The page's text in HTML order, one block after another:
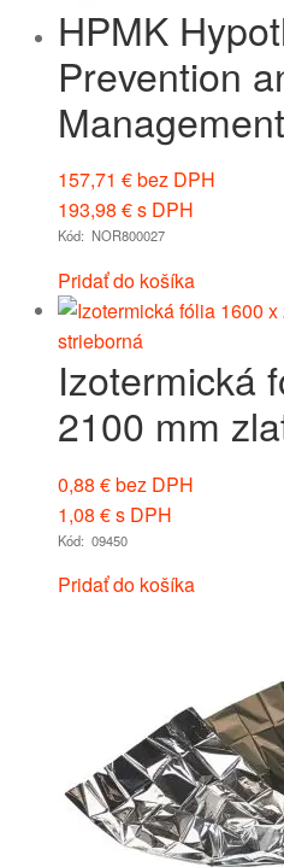
HPMK
Prevention
157,71 €bez DPH
193,98 €s DPH
Kód: NOR800027
Pridať do košíka
Izotermická
2100 mm
0,88 €bez DPH
1,08 €s DPH
Kód: 09450
Pridať do košíka